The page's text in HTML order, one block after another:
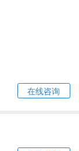
在线咨询